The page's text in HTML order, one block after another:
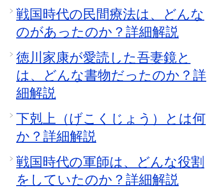
戦国時代の民間療法は、どんな
のがあったのか？詳細解説
徳川家康が愛読した吾妻鏡と
は、どんな書物だったのか？詳
細解説
下剋上（げこくじょう）とは何
か？詳細解説
戦国時代の軍師は、どんな役割
をしていたのか？詳細解説